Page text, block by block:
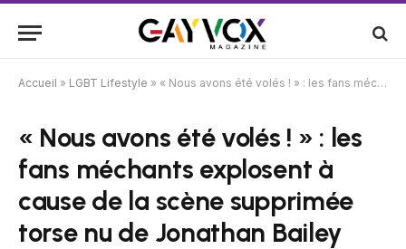
Accueil » LGBT Lifestyle » « Nous avons été volés ! » : les fans méchants explosent à cause de la scène supprimée torse nu de Jonathan Bailey
« Nous avons été volés ! » : les
fans méchants explosent à
cause de la scène supprimée
torse nu de Jonathan Bailey